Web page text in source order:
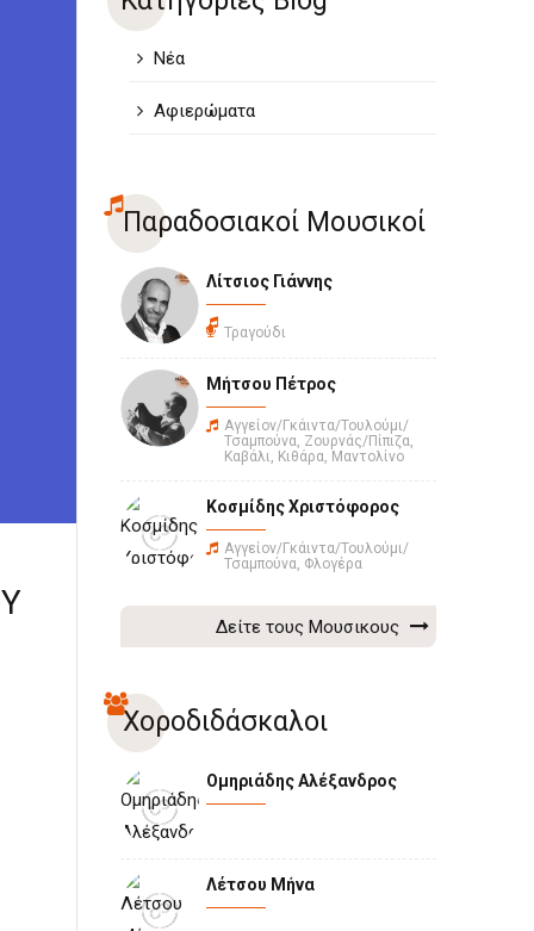
Νέα
Αφιερώματα
Παραδοσιακοί Μουσικοί
Λίτσιος Γιάννης
Τραγούδι
Μήτσου Πέτρος
Αγγείον/Γκάιντα/Τουλούμι/
Τσαμπούνα, Ζουρνάς/Πίπιζα,
Καβάλι, Κιθάρα, Μαντολίνο
Κοσμίδης Χριστόφορος
Αγγείον/Γκάιντα/Τουλούμι/
Τσαμπούνα, Φλογέρα
Δείτε τους Μουσικους
Χοροδιδάσκαλοι
Ομηριάδης Αλέξανδρος
Λέτσου Μήνα